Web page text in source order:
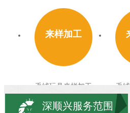
来样加工
毛绒玩具来样加工
SHEN SHUN XING TOY
毛
SHEN
深顺兴服务范围